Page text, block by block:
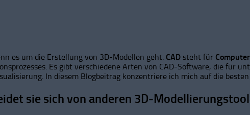
es um die Erstellung von 3D-Modellen geht. CAD steht für
Es gibt verschiedene Arten von CAD-Software, die für
In diesem Blogbeitrag konzentriere ich mich auf die
sie sich von anderen 3D-